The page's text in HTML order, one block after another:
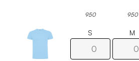
950 950
S M